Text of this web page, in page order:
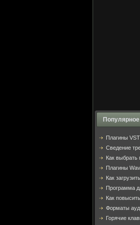
Популярное
Плагины
Cведение
Как выбрать
Плагины
Как
Программа
Как
Форматы
Горячие